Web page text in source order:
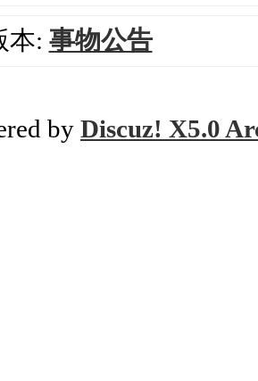
本: 事物公告
by Discuz! X5.0